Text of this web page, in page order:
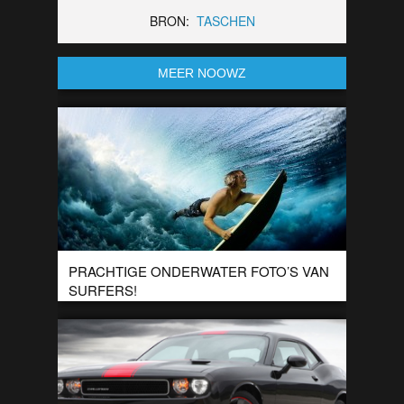
BRON: TASCHEN
MEER NOOWZ
PRACHTIGE ONDERWATER FOTO’S VAN
SURFERS!
Een tijdje geleden lieten we jullie prachtige onderwater foto’s
zien van het zwemmen onder golfen door. Dit keer hebben
we een nieuwe serie […]